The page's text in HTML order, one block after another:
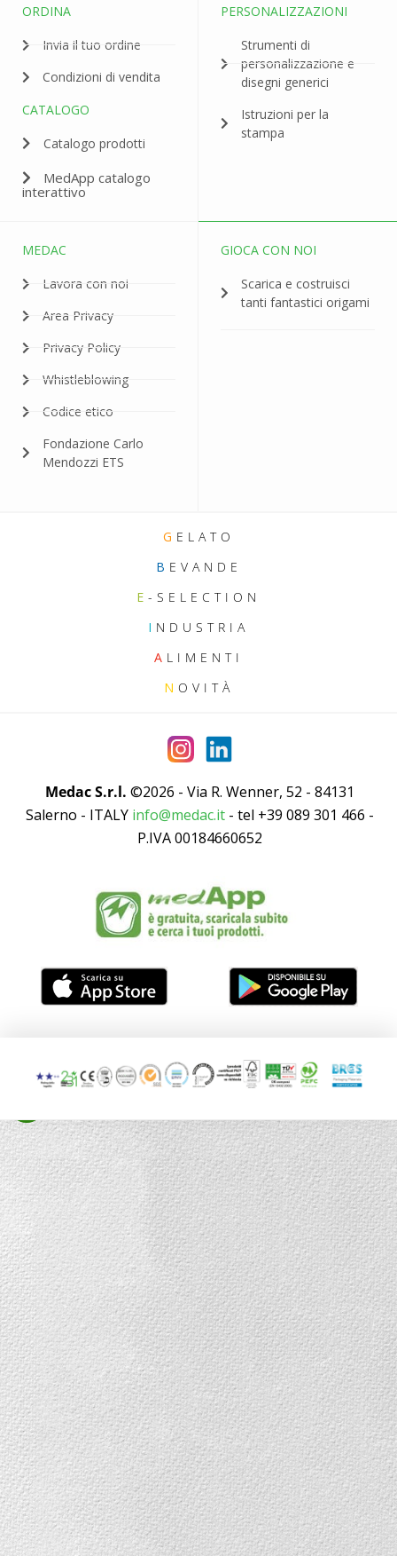
ORDINA
Invia il tuo ordine
Condizioni di vendita
CATALOGO
Catalogo prodotti
MedApp catalogo
interattivo
PERSONALIZZAZIONI
Strumenti di
personalizzazione e
disegni generici
Istruzioni per la
stampa
MEDAC
Lavora con noi
Area Privacy
Privacy Policy
Whistleblowing
Codice etico
Fondazione Carlo
Mendozzi ETS
GIOCA CON NOI
Scarica e costruisci
tanti fantastici origami
G ELATO
B EVANDE
E -SELECTION
I NDUSTRIA
A LIMENTI
N OVITÀ
Medac S.r.l. ©2026 - Via R. Wenner, 52 - 84131
Salerno - ITALY info@medac.it - tel +39 089 301 466 -
P.IVA 00184660652